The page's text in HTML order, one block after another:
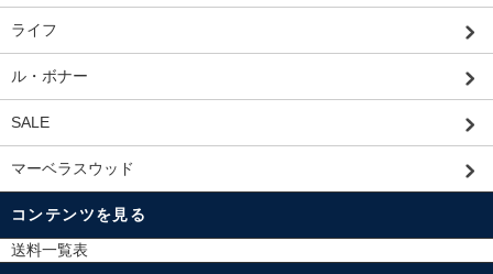
ライフ
ル・ボナー
SALE
マーベラスウッド
コンテンツを見る
送料一覧表